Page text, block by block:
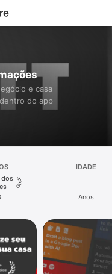
e casa
do app
dos
IDADE
Anos